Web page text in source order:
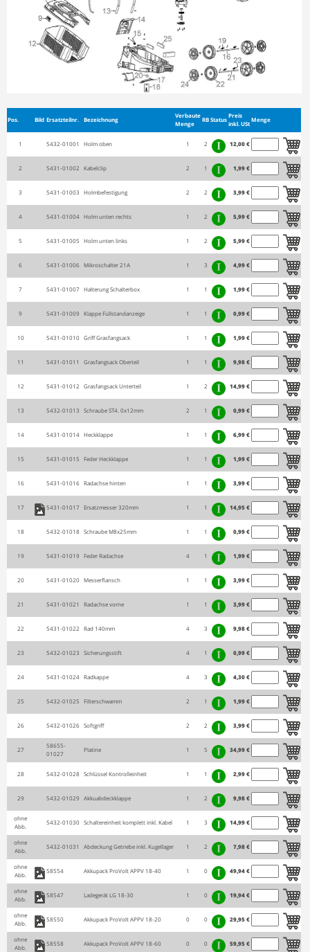
Pos. Bild Ersatzteilnr. Bezeichnung
Verbaute
Menge
RBStatus
Preis
inkl. USt
Menge
1 5432-01001 Holm oben 1 2 12,00 €
2 5431-01002 Kabelclip 2 1 1,99 €
3 5431-01003 Holmbefestigung 2 2 3,99 €
4 5431-01004 Holm unten rechts 1 2 5,99 €
5 5431-01005 Holm unten links 1 2 5,99 €
6 5431-01006 Mikroschalter 21A 1 3 4,99 €
7 5431-01007 Halterung Schalterbox 1 1 1,99 €
9 5431-01009 Klappe Füllstandanzeige 1 1 0,99 €
10 5431-01010 Griff Grasfangsack 1 1 1,99 €
11 5431-01011 Grasfangsack Oberteil 1 1 9,98 €
12 5431-01012 Grasfangsack Unterteil 1 2 14,99 €
13 5432-01013 Schraube ST4. 0x12mm 2 1 0,99 €
14 5431-01014 Heckklappe 1 1 6,99 €
15 5431-01015 Feder Heckklappe 1 1 1,99 €
16 5431-01016 Radachse hinten 1 1 3,99 €
17 5431-01017 Ersatzmesser 320mm 1 1 14,95 €
18 5432-01018 Schraube M8x25mm 1 1 0,99 €
19 5431-01019 Feder Radachse 4 1 1,99 €
20 5431-01020 Messerflansch 1 1 3,99 €
21 5431-01021 Radachse vorne 1 1 3,99 €
22 5431-01022 Rad 140mm 4 3 9,98 €
23 5432-01023 Sicherungsstift 4 1 0,99 €
24 5431-01024 Radkappe 4 3 4,30 €
25 5432-01025 Filterschwamm 2 1 1,99 €
26 5432-01026 Softgriff 2 2 3,99 €
27
58655-
01027
Platine 1 5 34,99 €
28 5432-01028 Schlüssel Kontrolleinheit 1 1 2,99 €
29 5432-01029 Akkuabdeckklappe 1 2 9,98 €
ohne
Abb.
5432-01030 Schaltereinheit komplett inkl. Kabel 1 3 14,99 €
ohne
Abb.
5432-01031 Abdeckung Getriebe inkl. Kugellager 1 2 7,98 €
ohne
Abb.
58554 Akkupack ProVolt APPV 18-40 1 0 49,94 €
ohne
Abb.
58547 Ladegerät LG 18-30 1 0 19,94 €
ohne
Abb.
58550 Akkupack ProVolt APPV 18-20 0 0 29,95 €
ohne
Abb.
58558 Akkupack ProVolt APPV 18-60 0 0 59,95 €